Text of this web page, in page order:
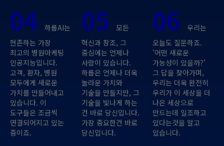
04
하룹AI는
현존하는 가장
최고의 병원마케팅
인공지능입니다.
고객, 환자, 병원
모두에게 새로운
가치를 만들어내고
있습니다. 이
도구들은 조금씩
연결되어지고 있는
중이죠.
05
모든
혁신과 창조, 그
중심에는 언제나
사람이 있습니다.
하룹은 언제나 더욱
놀라운 가치와
기술을 만들지만, 그
기술을 빛나게 하는
건 바로 당신입니다.
가장 중요한건 바로
당신입니다.
06우리는
오늘도 질문하죠.
'어떤 새로운
가능성이 있을까?'
그 답을 찾아가며,
우리는 더욱 완전히
우리가 이 세상을 더
나은 세상으로
만드는데 일조하고
있다는것을 알고
있습니다.